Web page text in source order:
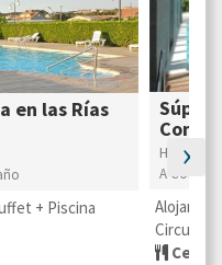
en las Rías
+ Piscina
Súper
Hotel
A Coruña
Circuito
Cena
›